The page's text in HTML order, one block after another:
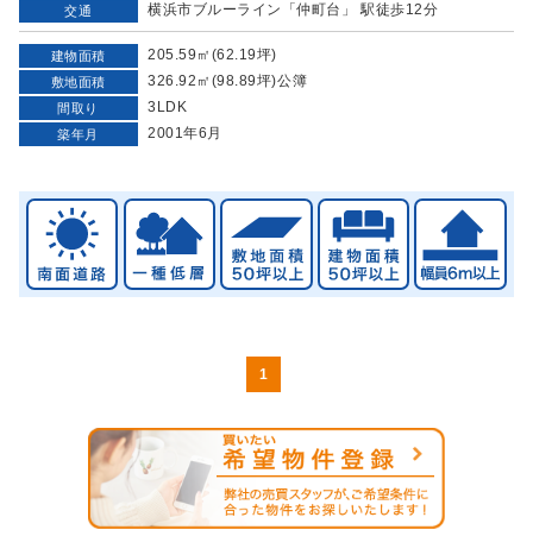
交通 横浜市ブルーライン「仲町台」 駅徒歩12分
建物面積 205.59㎡(62.19坪)
敷地面積 326.92㎡(98.89坪)公簿
間取り 3LDK
築年月 2001年6月
1